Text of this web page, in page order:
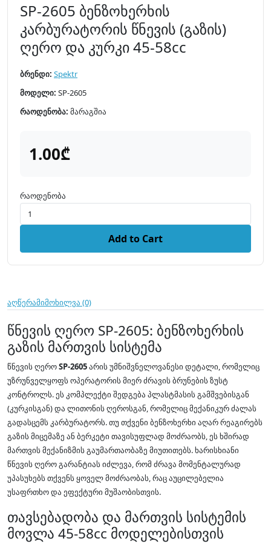
SP-2605 ბენზოხერხის
კარბურატორის წნევის (გაზის)
ღერო და კურკი 45-58cc
ბრენდი: Spektr
მოდელი: SP-2605
რაოდენობა: მარაგშია
1.00₾
რაოდენობა
Add to Cart
აღწერამიმოხილვა (0)
წნევის ღერო SP-2605: ბენზოხერხის
გაზის მართვის სისტემა
წნევის ღეროSP-2605არის უმნიშვნელოვანესი დეტალი, რომელიც
უზრუნველყოფს ოპერატორის მიერ ძრავის ბრუნების ზუსტ
კონტროლს. ეს კომპლექტი შედგება პლასტმასის გამშვებისგან
(კურკისგან) და ლითონის ღეროსგან, რომელიც მექანიკურ ძალას
გადასცემს კარბურატორს. თუ თქვენი ბენზოხერხი აღარ რეაგირებს
გაზის მიცემაზე ან ბერკეტი თავისუფლად მოძრაობს, ეს ხშირად
მართვის მექანიზმის გაუმართაობაზე მიუთითებს. ხარისხიანი
წნევის ღერო გარანტიას იძლევა, რომ ძრავა მომენტალურად
უპასუხებს თქვენს ყოველ მოძრაობას, რაც აუცილებელია
უსაფრთხო და ეფექტური მუშაობისთვის.
თავსებადობა და მართვის სისტემის
მოვლა 45-58cc მოდელებისთვის